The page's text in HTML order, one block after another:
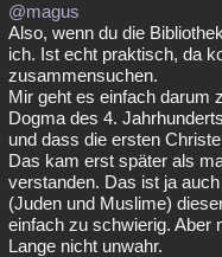
@magus
Also, wenn du die
ich. Ist echt praktisch, da
zusammensuchen.
Mir geht es einfach darum
Dogma des 4.
und dass die ersten
Das kam erst später als
verstanden. Das ist ja
(Juden und Muslime)
einfach zu schwierig. Aber
Lange nicht unwahr.